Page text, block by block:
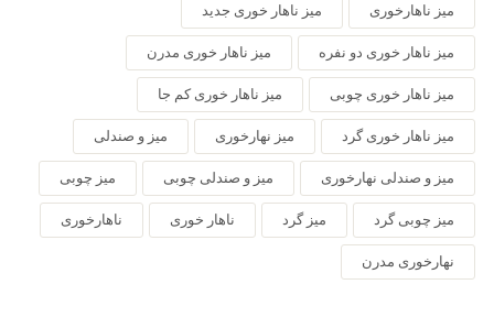
میز ناهارخوری میز ناهار خوری جدید
میز ناهار خوری دو نفره میز ناهار خوری مدرن
میز ناهار خوری چوبی میز ناهار خوری کم جا
میز ناهار خوری گرد میز نهارخوری میز و صندلی
میز و صندلی نهارخوری میز و صندلی چوبی میز چوبی
میز چوبی گرد میز گرد ناهار خوری ناهارخوری
نهارخوری مدرن